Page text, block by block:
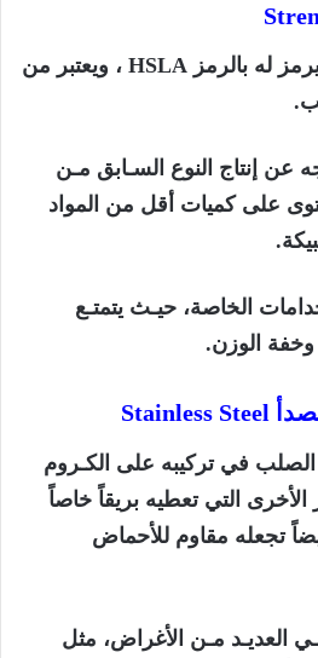
له بالرمز HSLA ، ويعتبر من
عن إنتاج النوع السـابق مـن
على كميات أقل من المواد
الخاصة، حيـث يتمتـع
وخفة الوزن.
Stainless Steel
في تركيبه على الكـروم
الأخرى التي تعطيه بريقاً خاصاً
تجعله مقاوم للأحماض
العديـد مـن الأغراض، مثل